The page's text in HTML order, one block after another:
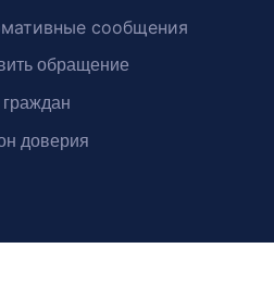
сообщения
обращение
доверия